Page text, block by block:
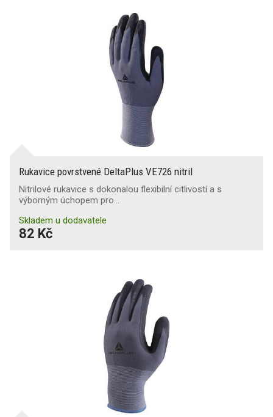
Rukavice povrstvené DeltaPlus VE726 nitril
Nitrilové rukavice s dokonalou flexibilní citlivostí a s
výborným úchopem pro…
Skladem u dodavatele
82 Kč